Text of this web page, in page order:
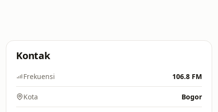
Kontak
Frekuensi 106.8 FM
Kota Bogor